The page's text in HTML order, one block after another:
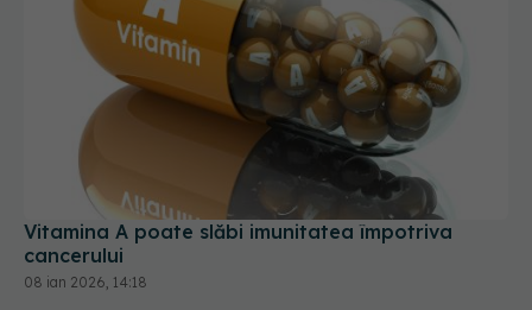
Vitamina A poate slăbi imunitatea împotriva
cancerului
08 ian 2026, 14:18